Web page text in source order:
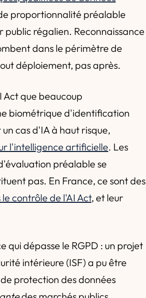
proportionnalité préalable
régalien. Reconnaissance
dans le périmètre de
déploiement, pas après.
Act que beaucoup
biométrique d'identification
cas d'IA à haut risque,
l'intelligence artificielle. Les
préalable se
pas. En France, ce sont des
contrôle de l'AI Act, et leur
qui dépasse le RGPD : un projet
intérieure (ISF) a pu être
protection des données